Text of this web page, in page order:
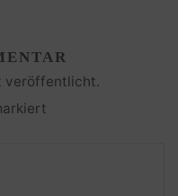
veröffentlicht.